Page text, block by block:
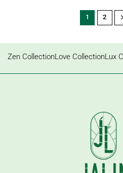
1 2
Zen CollectionLove CollectionLux